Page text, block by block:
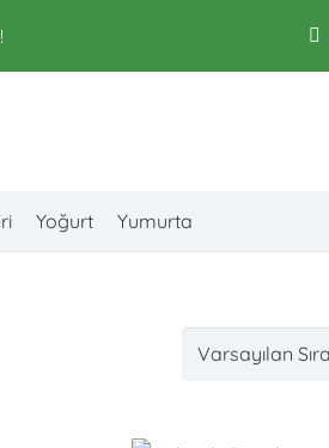
Yoğurt Yumurta